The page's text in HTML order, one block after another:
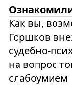
Как вы,
Горшков
судебно-
на вопрос
слабоумием